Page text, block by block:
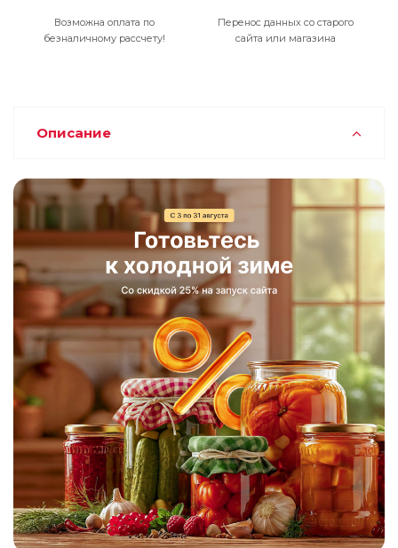
Возможна оплата по
безналичному рассчету!
Перенос данных со старого
сайта или магазина
Описание